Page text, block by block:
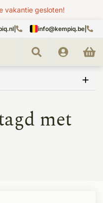
vakantie gesloten!
info@kempiq.be
met